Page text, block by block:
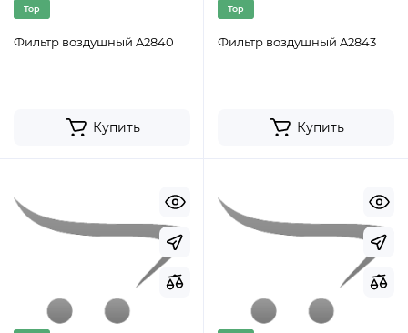
Top
Фильтр воздушный A2840
Купить
Top
Фильтр воздушный A2843
Купить